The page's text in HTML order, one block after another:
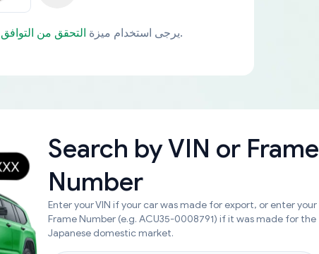
يرجى استخدام ميزة التحقق من التوافق لتحديد ما إذا كانت قطعة الغيار تتوافق مع مركبتك بشكل خاص.
Search byVIN or Frame
Number
Enter your VIN if your car was made for export, or enter your
Frame Number (e.g. ACU35-0008791) if it was made for the
Japanese domestic market.